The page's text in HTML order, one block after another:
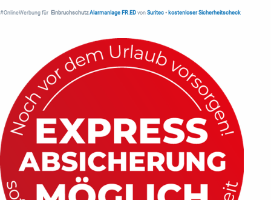
#OnlineWerbung für Einbruchschutz Alarmanlage FR.ED von Suritec • kostenloser Sicherheitscheck